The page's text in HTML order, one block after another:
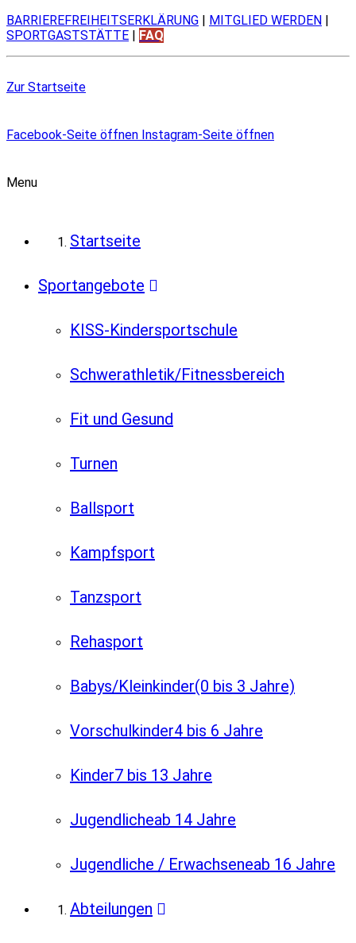
BARRIEREFREIHEITSERKLÄRUNG | MITGLIED WERDEN |
SPORTGASTSTÄTTE | FAQ
Zur Startseite
Facebook-Seite öffnen Instagram-Seite öffnen
Menu
Startseite
Sportangebote
KISS-Kindersportschule
Schwerathletik/Fitnessbereich
Fit und Gesund
Turnen
Ballsport
Kampfsport
Tanzsport
Rehasport
Babys/Kleinkinder(0 bis 3 Jahre)
Vorschulkinder4 bis 6 Jahre
Kinder7 bis 13 Jahre
Jugendlicheab 14 Jahre
Jugendliche / Erwachseneab 16 Jahre
Abteilungen